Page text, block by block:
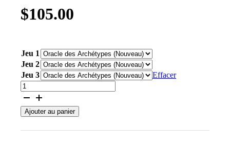
$105.00
Jeu 1
Jeu 2
Jeu 3
Effacer
quantité
de
PRÉVENTE
BUNDLE
3
Ajouter au panier